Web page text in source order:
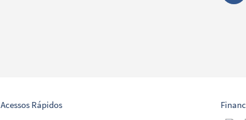
Acessos Rápidos